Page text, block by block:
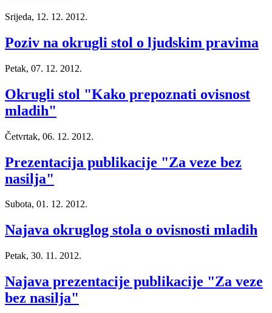
Srijeda, 12. 12. 2012.
Poziv na okrugli stol o ljudskim pravima
Petak, 07. 12. 2012.
Okrugli stol "Kako prepoznati ovisnost
mladih"
Četvrtak, 06. 12. 2012.
Prezentacija publikacije "Za veze bez
nasilja"
Subota, 01. 12. 2012.
Najava okruglog stola o ovisnosti mladih
Petak, 30. 11. 2012.
Najava prezentacije publikacije "Za veze
bez nasilja"